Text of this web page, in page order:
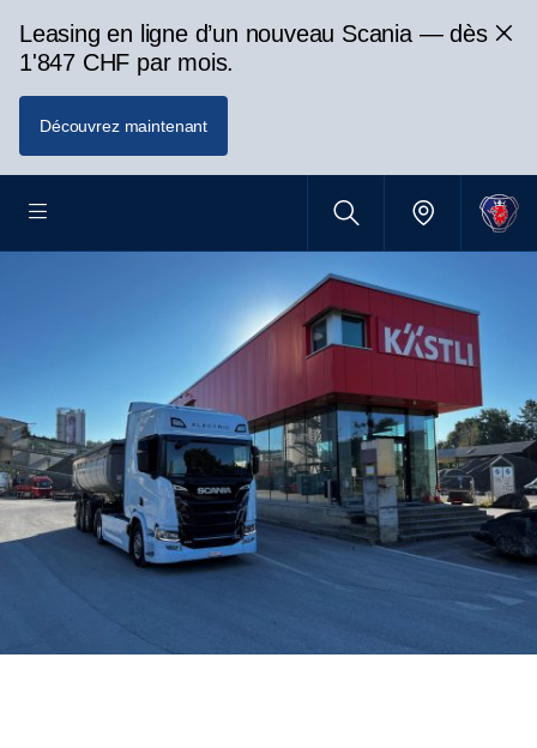
Leasing en ligne d’un nouveau Scania — dès
1'847 CHF par mois.
Découvrez maintenant